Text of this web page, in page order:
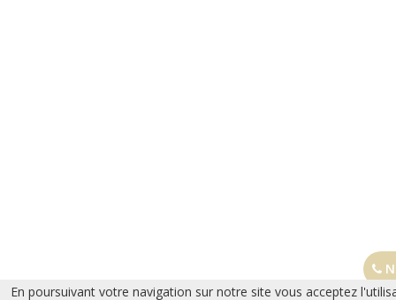
En poursuivant votre navigation sur notre site vous acceptez